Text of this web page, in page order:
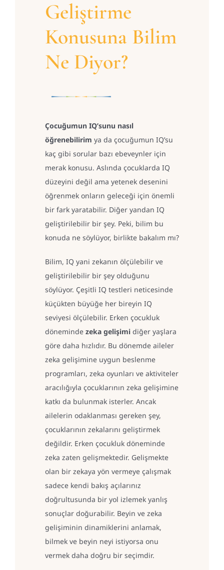
Geliştirme
Konusuna Bilim
Ne Diyor?
Çocuğumun IQ’sunu nasıl
öğrenebilirim ya da çocuğumun IQ’su
kaç gibi sorular bazı ebeveynler için
merak konusu. Aslında çocuklarda IQ
düzeyini değil ama yetenek desenini
öğrenmek onların geleceği için önemli
bir fark yaratabilir. Diğer yandan IQ
geliştirilebilir bir şey. Peki, bilim bu
konuda ne söylüyor, birlikte bakalım mı?
Bilim, IQ yani zekanın ölçülebilir ve
geliştirilebilir bir şey olduğunu
söylüyor. Çeşitli IQ testleri neticesinde
küçükten büyüğe her bireyin IQ
seviyesi ölçülebilir. Erken çocukluk
döneminde zeka gelişimidiğer yaşlara
göre daha hızlıdır. Bu dönemde aileler
zeka gelişimine uygun beslenme
programları, zeka oyunları ve aktiviteler
aracılığıyla çocuklarının zeka gelişimine
katkı da bulunmak isterler. Ancak
ailelerin odaklanması gereken şey,
çocuklarının zekalarını geliştirmek
değildir. Erken çocukluk döneminde
zeka zaten gelişmektedir. Gelişmekte
olan bir zekaya yön vermeye çalışmak
sadece kendi bakış açılarınız
doğrultusunda bir yol izlemek yanlış
sonuçlar doğurabilir. Beyin ve zeka
gelişiminin dinamiklerini anlamak,
bilmek ve beyin neyi istiyorsa onu
vermek daha doğru bir seçimdir.